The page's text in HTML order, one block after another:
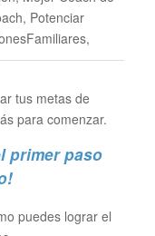
Potenciar
tus metas de
para comenzar.
primer paso
puedes lograr el